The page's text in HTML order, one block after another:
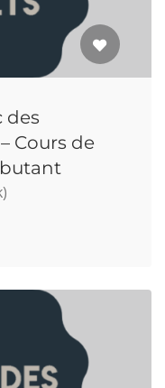
des
Cours de